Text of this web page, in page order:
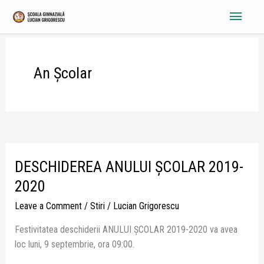
content
Main
An Școlar
DESCHIDEREA ANULUI ȘCOLAR 2019-
2020
Leave a Comment / Stiri/ Lucian Grigorescu
Festivitatea deschiderii ANULUI ȘCOLAR 2019-2020 va avea
loc luni, 9 septembrie, ora 09:00.
DESCHIDEREA
ANULUI
ȘCOLAR
2019-
2020